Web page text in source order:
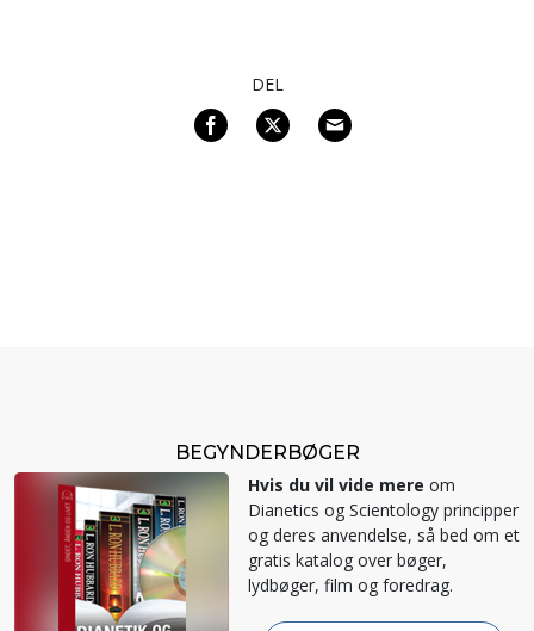
DEL
BEGYNDERBØGER
Hvis du vil vide mere om
Dianetics og Scientology principper
og deres anvendelse, så bed om et
gratis katalog over bøger,
lydbøger, film og foredrag.